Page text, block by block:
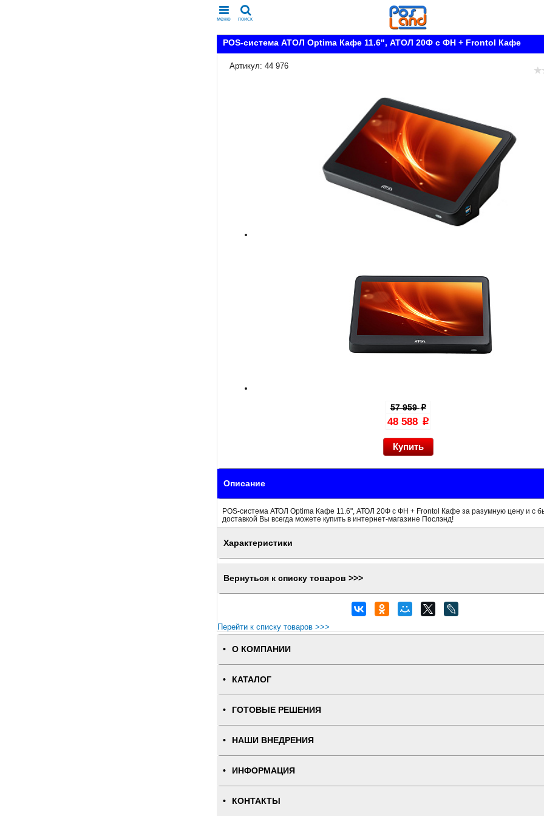
меню поиск
POS-система АТОЛ Optima Кафе 11.6", АТОЛ 20Ф с ФН + Frontol Кафе
Артикул: 44 976
57 959p
48 588 p
Описание
POS-система АТОЛ Optima Кафе 11.6", АТОЛ 20Ф с ФН + Frontol Кафе за разумную цену и с
доставкой Вы всегда можете купить в интернет-магазине Послэнд!
Характеристики
Вернуться к списку товаров >>>
Перейти к списку товаров >>>
О КОМПАНИИ
КАТАЛОГ
ГОТОВЫЕ РЕШЕНИЯ
НАШИ ВНЕДРЕНИЯ
ИНФОРМАЦИЯ
КОНТАКТЫ